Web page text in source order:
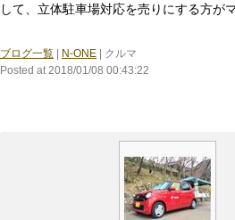
して、立体駐車場対応を売りにする方が
ブログ一覧 N-ONE | クルマ
Posted at 2018/01/08 00:43:22